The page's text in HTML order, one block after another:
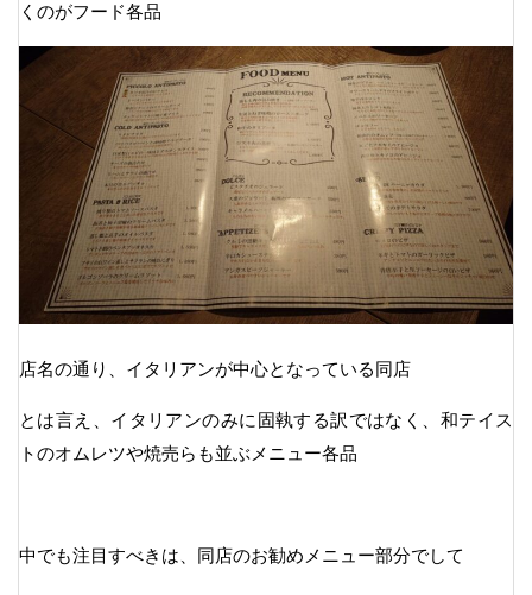
くのがフード各品
店名の通り、イタリアンが中心となっている同店
とは言え、イタリアンのみに固執する訳ではなく、和テイス
トのオムレツや焼売らも並ぶメニュー各品
中でも注目すべきは、同店のお勧めメニュー部分でして